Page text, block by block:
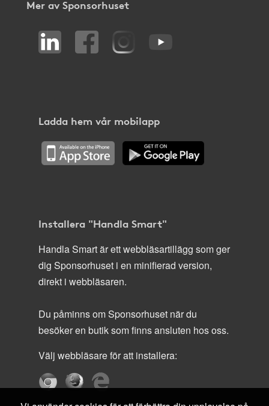
Mer av Sponsorhuset
Ladda hem vår mobilapp
Installera "Handla Smart"
Handla Smart är ett webbläsartillägg som ger
dig Sponsorhuset i en minifierad version,
direkt i webbläsaren.
Du påminns om Sponsorhuset när du
besöker en butik som finns ansluten hos oss.
Välj webbläsare för att installera: